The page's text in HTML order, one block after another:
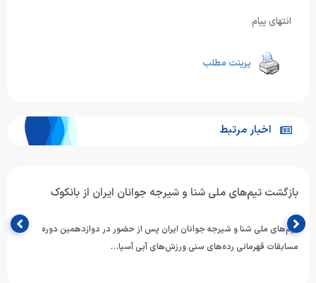
انتهای پیام
پرینت مطلب
اخبار مرتبط
بازگشت تیم‌های ملی شنا و شیرجه جوانان ایران از بانکوک
تیم‌های ملی شنا و شیرجه جوانان ایران پس از حضور در دوازدهمین دوره
مسابقات قهرمانی رده‌های سنی ورزش‌های آبی آسیا…